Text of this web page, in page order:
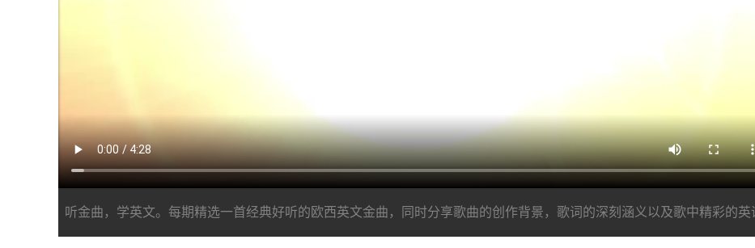
听金曲，学英文。每期精选一首经典好听的欧西英文金曲，同时分享歌曲的创作背景，歌词的深刻涵义以及歌中精彩的